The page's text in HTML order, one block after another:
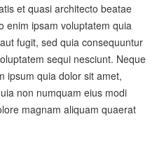
et quasi architecto beatae
enim ipsam voluptatem quia
fugit, sed quia consequuntur
sequi nesciunt. Neque
ipsum quia dolor sit amet,
non numquam eius modi
magnam aliquam quaerat